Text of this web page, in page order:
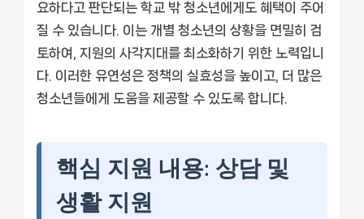
요하다고 판단되는 학교 밖 청소년에게도 혜택이 주어
질 수 있습니다. 이는 개별 청소년의 상황을 면밀히 검
토하여, 지원의 사각지대를 최소화하기 위한 노력입니
다. 이러한 유연성은 정책의 실효성을 높이고, 더 많은
청소년들에게 도움을 제공할 수 있도록 합니다.
핵심 지원 내용: 상담 및
생활 지원